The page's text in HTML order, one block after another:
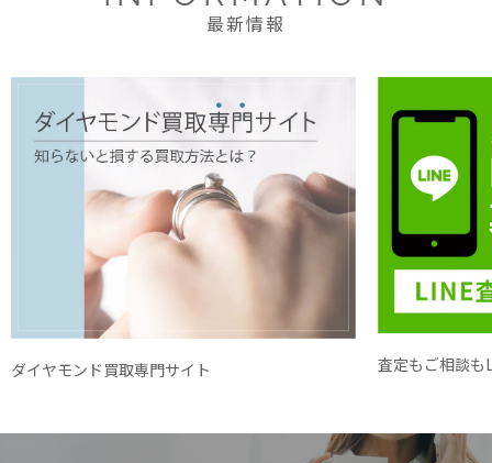
最新情報
ダイヤモンド買取専門サイト 査定もご相談も